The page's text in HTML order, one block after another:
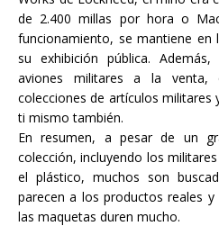
de 2.400 millas por hora o
funcionamiento, se mantiene en
su exhibición pública.
aviones militares a la venta,
colecciones de artículos militares
ti mismo también.
En resumen, a pesar de un
colección, incluyendo los
el plástico, muchos son
parecen a los productos reales
las maquetas duren mucho.